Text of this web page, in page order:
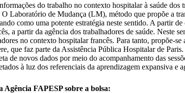
do trabalho no contexto hospitalar à saúde
O Laboratório de Mudança (LM), método que propõe a
como uma potente estratégia neste sentido. A partir
a partir da agência dos trabalhadores de saúde. Neste
no contexto hospitalar francês. Para tanto, propõe-
que faz parte da Assistência Pública Hospitalar de
de novos dados por meio do acompanhamento das
à luz dos referenciais da aprendizagem expansiva
Agência FAPESP sobre a bolsa: